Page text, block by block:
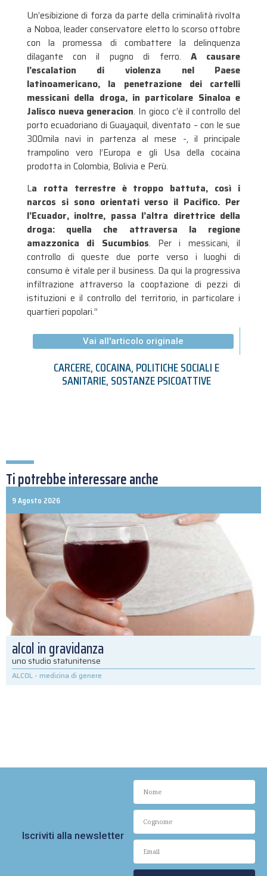
Un’esibizione di forza da parte della criminalità rivolta
a Noboa, leader conservatore eletto lo scorso ottobre
con la promessa di combattere la delinquenza
dilagante con il pugno di ferro. A causare
l’escalation di violenza nel Paese
latinoamericano, la penetrazione dei cartelli
messicani della droga, in particolare Sinaloa e
Jalisco nueva generacion. In gioco c’è il controllo del
porto ecuadoriano di Guayaquil, diventato – con le sue
300mila navi in partenza al mese -, il principale
trampolino vero l’Europa e gli Usa della cocaina
prodotta in Colombia, Bolivia e Perù.
La rotta terrestre è troppo battuta, così i
narcos si sono orientati verso il Pacifico. Per
l’Ecuador, inoltre, passa l’altra direttrice della
droga: quella che attraversa la regione
amazzonica di Sucumbios. Per i messicani, il
controllo di queste due porte verso i luoghi di
consumo è vitale per il business. Da qui la progressiva
infiltrazione attraverso la cooptazione di pezzi di
istituzioni e il controllo del territorio, in particolare i
quartieri popolari.”
Vai all'articolo originale
CARCERE,COCAINA,POLITICHE SOCIALI E
SANITARIE,SOSTANZE PSICOATTIVE
Ti potrebbe interessare anche
9 Agosto 2026
alcol in gravidanza
uno studio statunitense
ALCOL - medicina di genere
Iscriviti alla newsletter